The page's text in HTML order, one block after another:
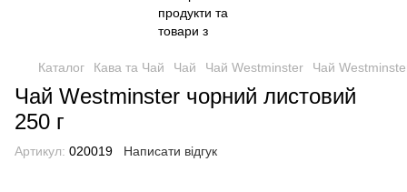
Каталог Кава та Чай Чай Чай Westminster Чай
Чай Westminster чорний листовий
250 г
Артикул: 020019 Написати відгук